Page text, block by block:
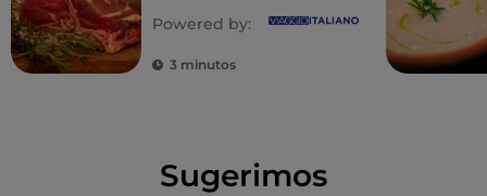
Powered by:
3 minutos
Sugerimos